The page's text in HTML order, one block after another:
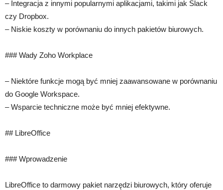
– Integracja z innymi popularnymi aplikacjami, takimi jak Slack
czy Dropbox.
– Niskie koszty w porównaniu do innych pakietów biurowych.
### Wady Zoho Workplace
– Niektóre funkcje mogą być mniej zaawansowane w porównaniu
do Google Workspace.
– Wsparcie techniczne może być mniej efektywne.
## LibreOffice
### Wprowadzenie
LibreOffice to darmowy pakiet narzędzi biurowych, który oferuje